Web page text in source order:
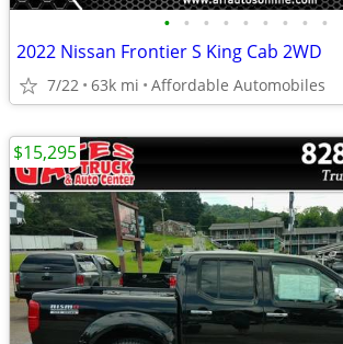
• • • • • • • • •
2022 Nissan Frontier S King Cab 2WD
7/22 63k mi Affordable Automobiles
$15,295